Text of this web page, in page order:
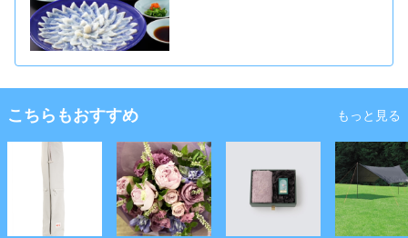
こちらもおすすめ もっと見る